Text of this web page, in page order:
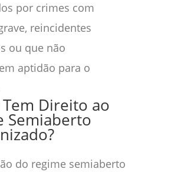
por crimes com
reincidentes
ou que não
aptidão para o
Direito ao
Semiaberto
do regime semiaberto